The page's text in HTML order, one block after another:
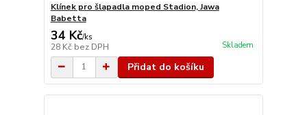
Klínek pro šlapadla moped Stadion, Jawa
Babetta
34 Kč/ks
28 Kč bez DPH Skladem
Přidat do košíku